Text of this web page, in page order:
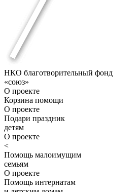
НКО благотворительный фонд
«союз»
О проекте
Корзина помощи
О проекте
Подари праздник
детям
О проекте
<
Помощь малоимущим
семьям
О проекте
Помощь интернатам